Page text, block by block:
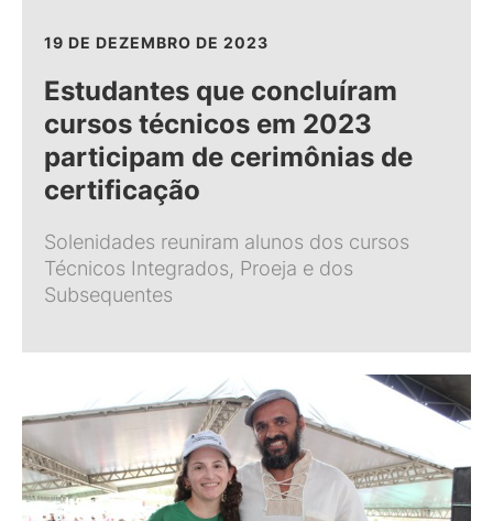
19 DE DEZEMBRO DE 2023
Estudantes que concluíram
cursos técnicos em 2023
participam de cerimônias de
certificação
Solenidades reuniram alunos dos cursos
Técnicos Integrados, Proeja e dos
Subsequentes